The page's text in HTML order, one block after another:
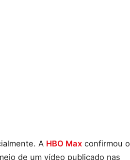
A HBO Max confirmou o
de um vídeo publicado nas